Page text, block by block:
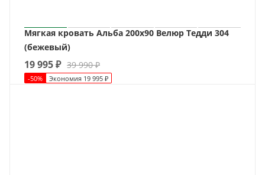
Мягкая кровать Альба 200х90 Велюр Тедди 304
(бежевый)
19 995₽ 39 990₽
-50% Экономия 19 995 ₽